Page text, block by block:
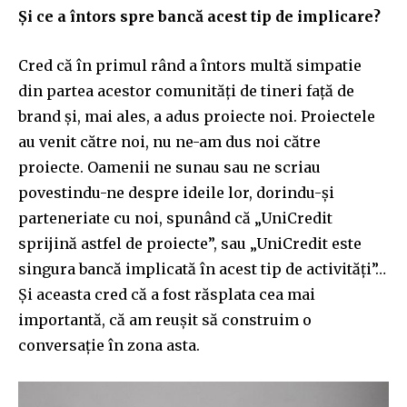
Și ce a întors spre bancă acest tip de implicare?
Cred că în primul rând a întors multă simpatie
din partea acestor comunități de tineri față de
brand și, mai ales, a adus proiecte noi. Proiectele
au venit către noi, nu ne-am dus noi către
proiecte. Oamenii ne sunau sau ne scriau
povestindu-ne despre ideile lor, dorindu-și
parteneriate cu noi, spunând că „UniCredit
sprijină astfel de proiecte”, sau „UniCredit este
singura bancă implicată în acest tip de activități”…
Și aceasta cred că a fost răsplata cea mai
importantă, că am reușit să construim o
conversație în zona asta.